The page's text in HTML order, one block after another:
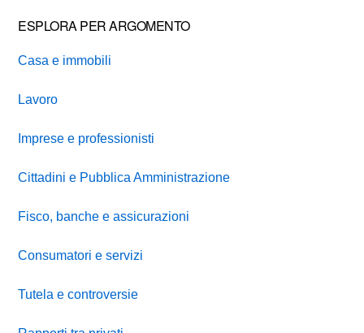
ESPLORA PER ARGOMENTO
Casa e immobili
Lavoro
Imprese e professionisti
Cittadini e Pubblica Amministrazione
Fisco, banche e assicurazioni
Consumatori e servizi
Tutela e controversie